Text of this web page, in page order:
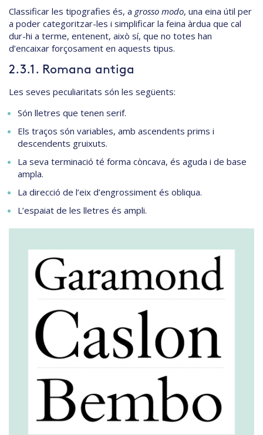
Classificar les tipografies és, a grosso modo, una eina útil per
a poder categoritzar-les i simplificar la feina àrdua que cal
dur-hi a terme, entenent, això sí, que no totes han
d’encaixar forçosament en aquests tipus.
2.3.1. Romana antiga
Les seves peculiaritats són les següents:
Són lletres que tenen serif.
Els traços són variables, amb ascendents prims i
descendents gruixuts.
La seva terminació té forma còncava, és aguda i de base
ampla.
La direcció de l’eix d’engrossiment és obliqua.
L’espaiat de les lletres és ampli.